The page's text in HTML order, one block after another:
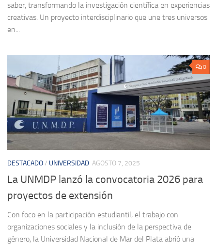
saber, transformando la investigación científica en experiencias
creativas. Un proyecto interdisciplinario que une tres universos
en...
0
DESTACADO/ UNIVERSIDAD AGOSTO 7, 2025
La UNMDP lanzó la convocatoria 2026 para
proyectos de extensión
Con foco en la participación estudiantil, el trabajo con
organizaciones sociales y la inclusión de la perspectiva de
género, la Universidad Nacional de Mar del Plata abrió una